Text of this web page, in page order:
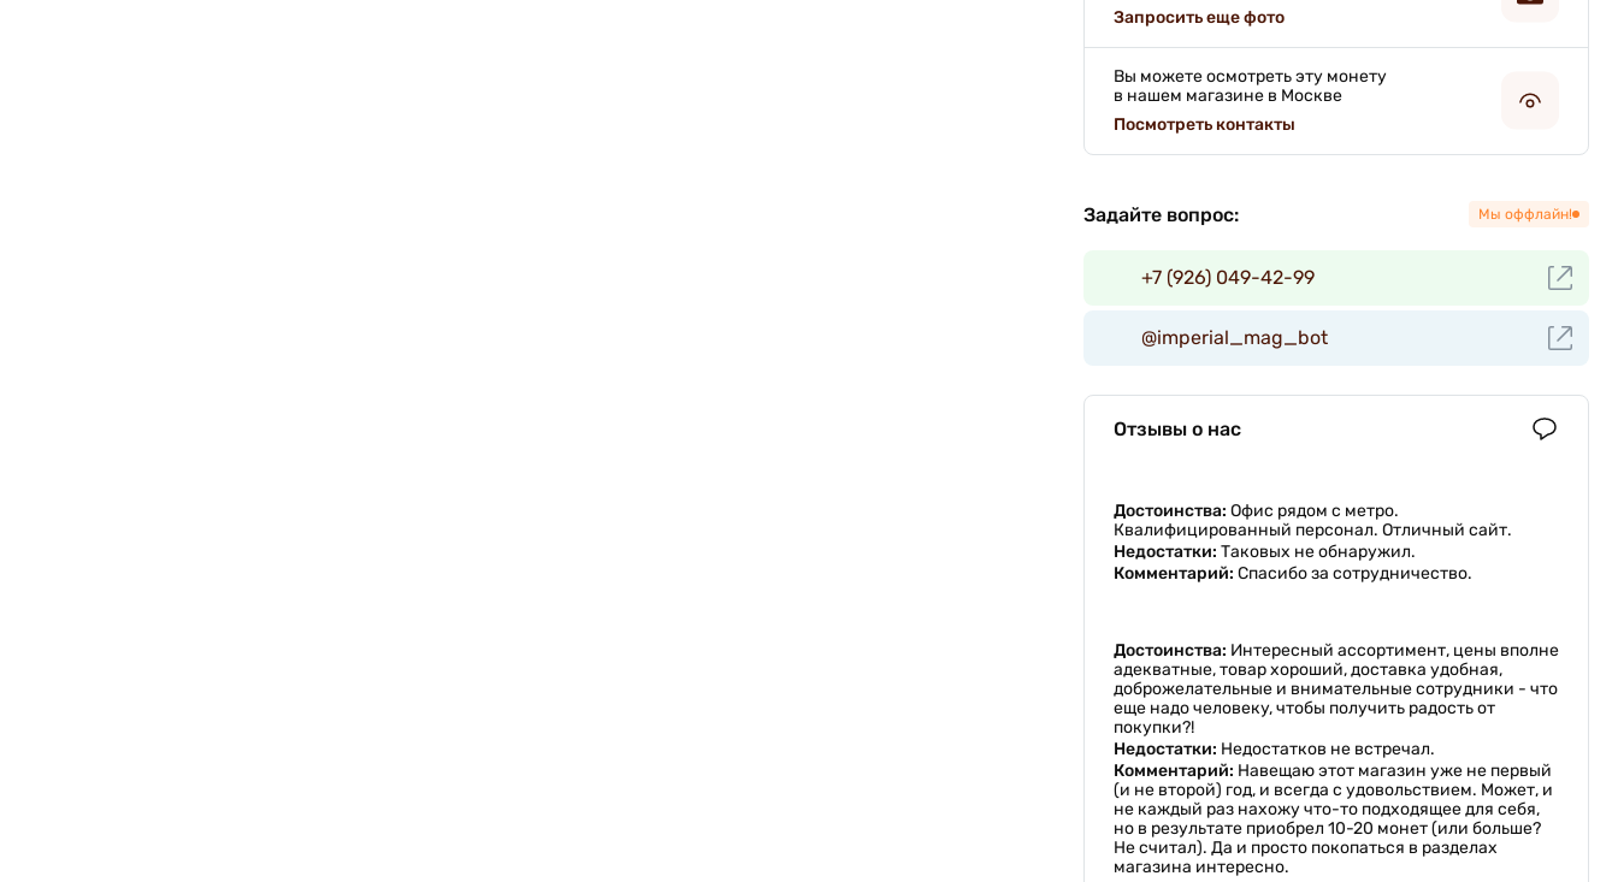
Запросить еще фото
Вы можете осмотреть эту монету
в нашем магазине в Москве
Посмотреть контакты
Задайте вопрос: Мы оффлайн!
+7 (926) 049-42-99
@imperial_mag_bot
Отзывы о нас
Достоинства: Офис рядом с метро.
Квалифицированный персонал. Отличный сайт.
Недостатки: Таковых не обнаружил.
Комментарий: Спасибо за сотрудничество.
Достоинства: Интересный ассортимент, цены вполне
адекватные, товар хороший, доставка удобная,
доброжелательные и внимательные сотрудники - что
еще надо человеку, чтобы получить радость от
покупки?!
Недостатки: Недостатков не встречал.
Комментарий: Навещаю этот магазин уже не первый
(и не второй) год, и всегда с удовольствием. Может, и
не каждый раз нахожу что-то подходящее для себя,
но в результате приобрел 10-20 монет (или больше?
Не считал). Да и просто покопаться в разделах
магазина интересно.